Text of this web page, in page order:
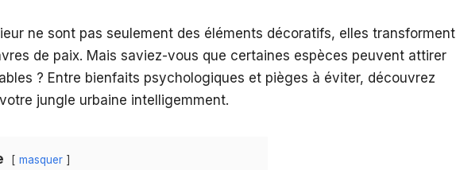
ne sont pas seulement des éléments décoratifs, elles transforment
de paix. Mais saviez-vous que certaines espèces peuvent attirer
? Entre bienfaits psychologiques et pièges à éviter, découvrez
jungle urbaine intelligemment.
masquer